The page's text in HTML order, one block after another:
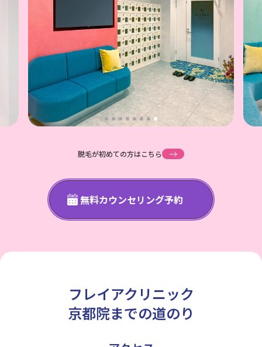
脱毛が初めての方はこちら
無料カウンセリング予約
フレイアクリニック
京都院までの道のり